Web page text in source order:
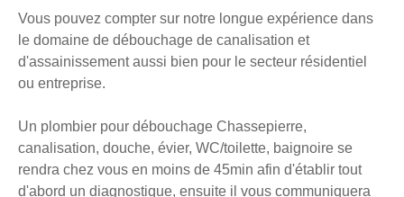
Vous pouvez compter sur notre longue expérience dans
le domaine de débouchage de canalisation et
d'assainissement aussi bien pour le secteur résidentiel
ou entreprise.
Un plombier pour débouchage Chassepierre,
canalisation, douche, évier, WC/toilette, baignoire se
rendra chez vous en moins de 45min afin d'établir tout
d'abord un diagnostique, ensuite il vous communiquera